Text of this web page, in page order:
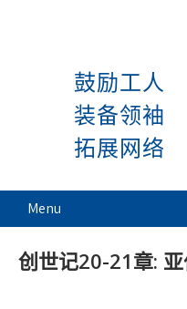
Called To
鼓励工人
装备领袖
拓展网络
Menu
创世记20-21章: